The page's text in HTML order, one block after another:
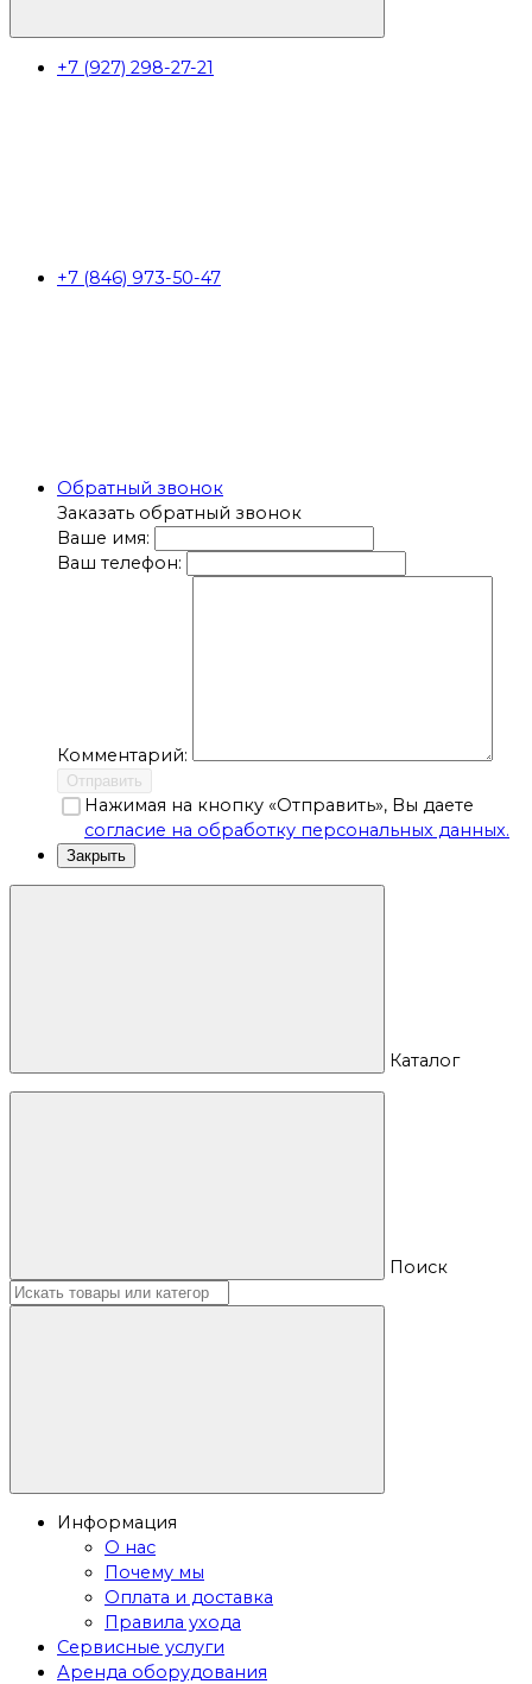
+7 (927) 298-27-21
+7 (846) 973-50-47
Обратный звонок
Заказать обратный звонок
Ваше имя:
Ваш телефон:
Комментарий:
Отправить
Нажимая на кнопку «Отправить», Вы даете
согласие на обработку персональных данных.
Закрыть
Каталог
Поиск
Информация
О нас
Почему мы
Оплата и доставка
Правила ухода
Сервисные услуги
Аренда оборудования